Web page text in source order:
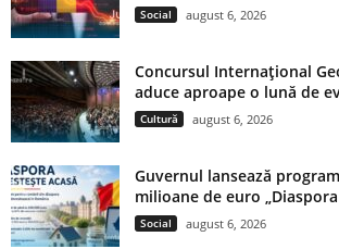
Social august 6, 2026
Concursul Internațional
aduce aproape o lună de
Cultură august 6, 2026
Guvernul lansează
milioane de euro
Social august 6, 2026